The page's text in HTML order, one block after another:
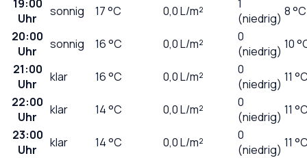
19:00
Uhr
sonnig 17°C 0,0L/m²
1
(niedrig) 8 °C
20:00
Uhr
sonnig 16°C 0,0L/m²
0
(niedrig) 10
21:00
Uhr
klar 16°C 0,0L/m²
0
(niedrig) 11
22:00
Uhr
klar 14°C 0,0L/m²
0
(niedrig) 11
23:00
Uhr
klar 14°C 0,0L/m²
0
(niedrig) 11